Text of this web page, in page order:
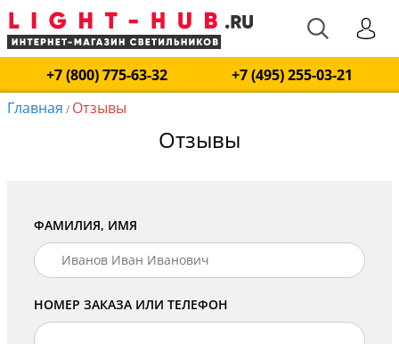
+7 (800) 775-63-32
+7 (495) 255-03-21
Главная / Отзывы
Отзывы
ФАМИЛИЯ, ИМЯ
НОМЕР ЗАКАЗА ИЛИ ТЕЛЕФОН